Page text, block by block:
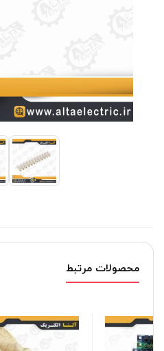
محصولات مرتبط